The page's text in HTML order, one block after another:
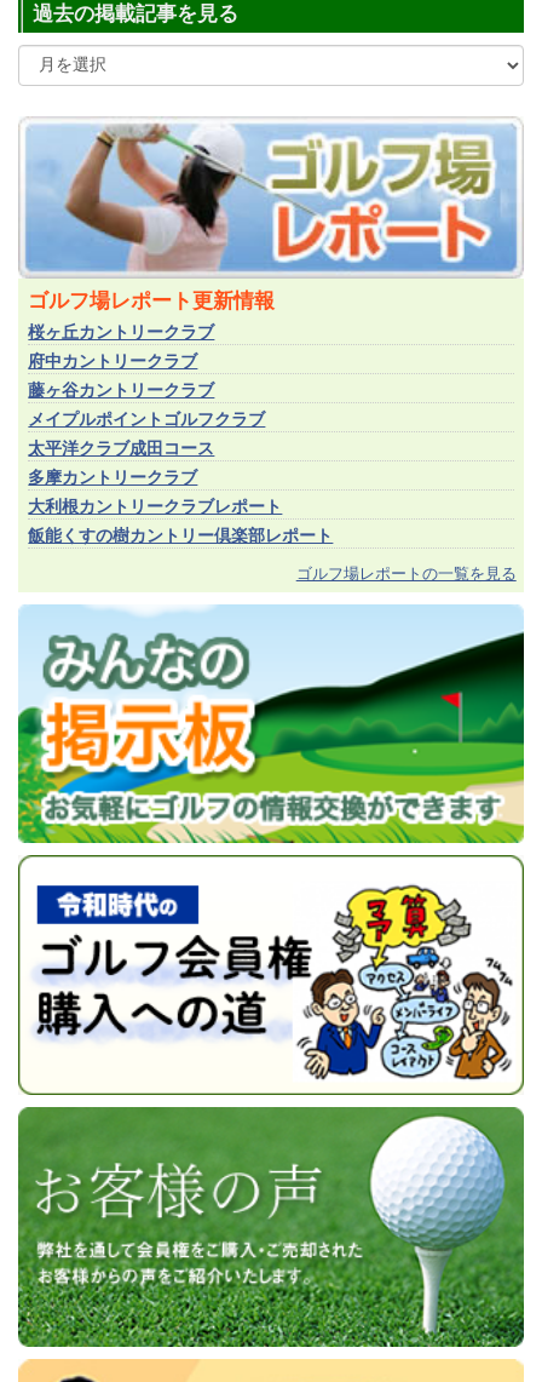
過去の掲載記事を見る
ゴルフ場レポート更新情報
桜ヶ丘カントリークラブ
府中カントリークラブ
藤ヶ谷カントリークラブ
メイプルポイントゴルフクラブ
太平洋クラブ成田コース
多摩カントリークラブ
大利根カントリークラブレポート
飯能くすの樹カントリー倶楽部レポート
ゴルフ場レポートの一覧を見る